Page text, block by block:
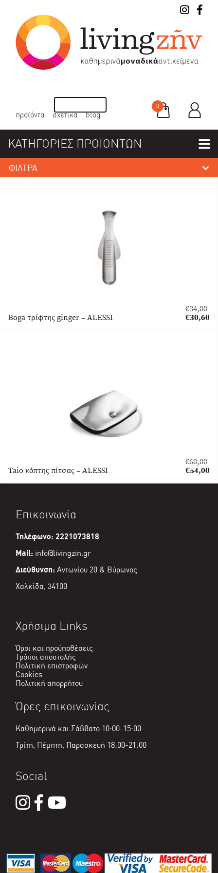
προϊόντα σχετικά blog
0
ΚΑΤΗΓΟΡΙΕΣ ΠΡΟΪΟΝΤΩΝ
ΦΙΛΤΡΑ
Boga τρίφτης ginger – ALESSI
€34,00
Original
€30,60
Taio κόπτης πίτσας – ALESSI
€60,00
Original
was:
€54,00
τρέχουσα
Επικοινωνία
Τηλέφωνο: 2221073818
Mail: info@livingzin.gr
Διεύθυνση: Αντωνίου 20 & Βύρωνος
Χαλκίδα, 34100
Χρήσιμα Links
Όροι και προϋποθέσεις
Τρόποι αποστολής
Πολιτική επιστροφών
Cookies
Πολιτική απορρήτου
Ώρες επικοινωνίας
Καθημερινά και Σάββατο 10:00-15:00
Τρίτη, Πέμπτη, Παρασκευή 18:00-21:00
Social